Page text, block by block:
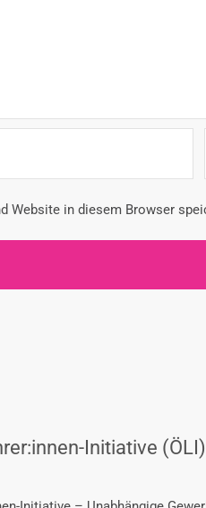
Website in diesem Browser
Initiative (ÖLI)